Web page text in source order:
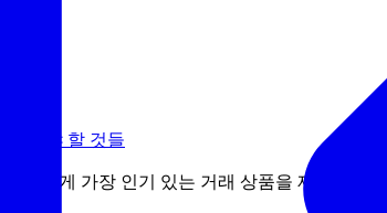
알아야 할 것들
들에게 가장 인기 있는 거래 상품을 제공하는